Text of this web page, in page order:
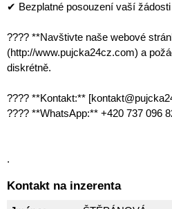
✔ Bezplatné posouzení vaší žádosti
???? **Navštivte naše webové
(http://www.pujcka24cz.com) a
diskrétně.
???? **Kontakt:**
???? **WhatsApp:** +420 737 096
.
Kontakt na inzerenta